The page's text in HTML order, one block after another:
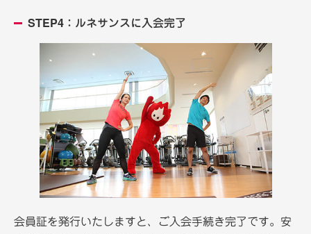
STEP4：ルネサンスに入会完了
会員証を発行いたしますと、ご入会手続き完了です。安